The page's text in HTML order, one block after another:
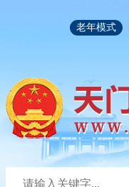
老年模式